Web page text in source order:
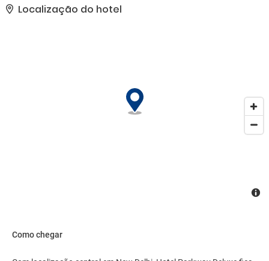
Estacionamento grátis sem manobrista está disponível no local..
Localização do hotel
Como chegar